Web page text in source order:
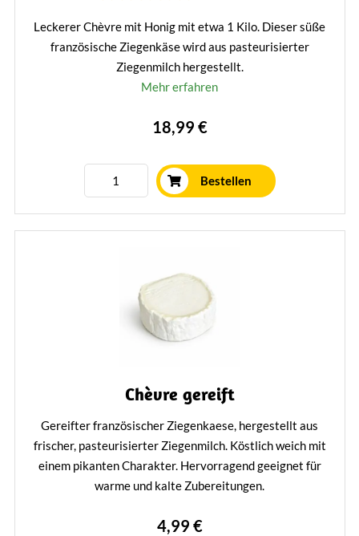
Leckerer Chèvre mit Honig mit etwa 1 Kilo. Dieser süße
französische Ziegenkäse wird aus pasteurisierter
Ziegenmilch hergestellt.
Mehr erfahren
18,99 €
Bestellen
Chèvre gereift
Gereifter französischer Ziegenkaese, hergestellt aus
frischer, pasteurisierter Ziegenmilch. Köstlich weich mit
einem pikanten Charakter. Hervorragend geeignet für
warme und kalte Zubereitungen.
4,99 €